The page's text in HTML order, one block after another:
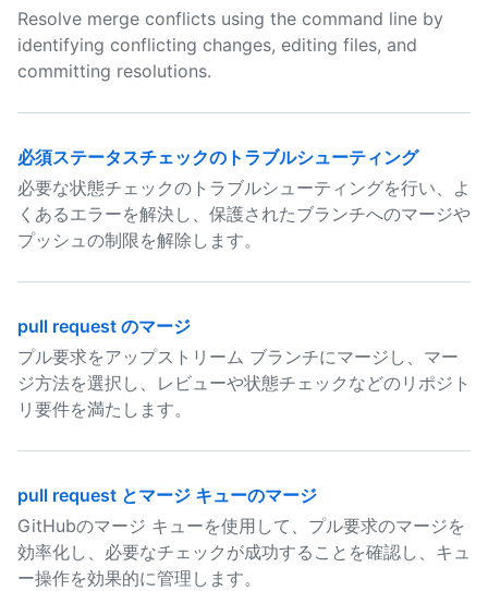
Resolve merge conflicts using the command line by
identifying conflicting changes, editing files, and
committing resolutions.
必須ステータスチェックのトラブルシューティング
必要な状態チェックのトラブルシューティングを行い、よ
くあるエラーを解決し、保護されたブランチへのマージや
プッシュの制限を解除します。
pull request のマージ
プル要求をアップストリーム ブランチにマージし、マー
ジ方法を選択し、レビューや状態チェックなどのリポジト
リ要件を満たします。
pull request とマージ キューのマージ
GitHubのマージ キューを使用して、プル要求のマージを
効率化し、必要なチェックが成功することを確認し、キュ
ー操作を効果的に管理します。